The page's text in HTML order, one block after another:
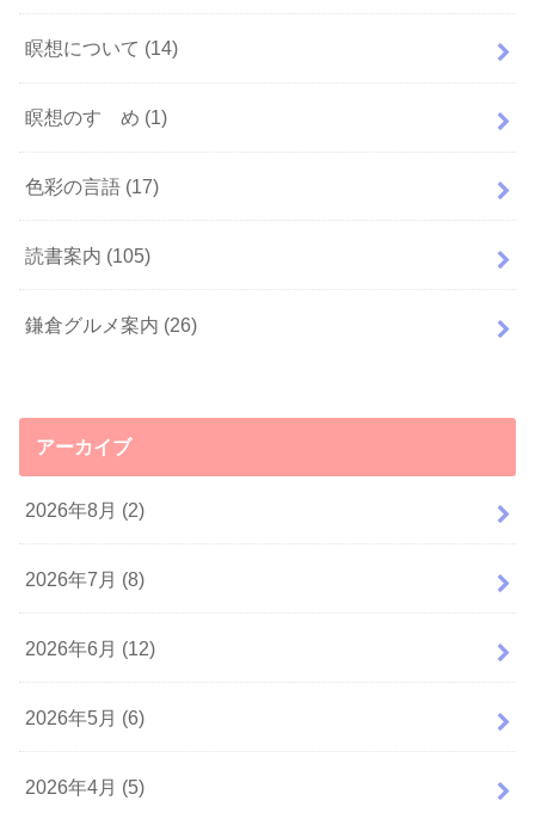
瞑想について (14)
瞑想のすゝめ (1)
色彩の言語 (17)
読書案内 (105)
鎌倉グルメ案内 (26)
アーカイブ
2026年8月 (2)
2026年7月 (8)
2026年6月 (12)
2026年5月 (6)
2026年4月 (5)